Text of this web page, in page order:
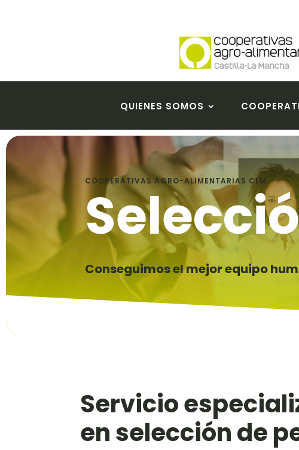
QUIENES SOMOS
COOPERATIVAS AGRO-ALIMENTARIAS CLM
Conseguimos el mejor equipo
Servicio
en selección de